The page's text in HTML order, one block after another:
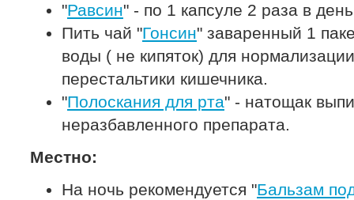
"Равсин" - по 1 капсуле 2 раза в
Пить чай "Гонсин" заваренный 1
воды ( не кипяток) для
перестальтики кишечника.
"Полоскания для рта" - натощак
неразбавленного препарата.
Местно:
На ночь рекомендуется "Бальзам